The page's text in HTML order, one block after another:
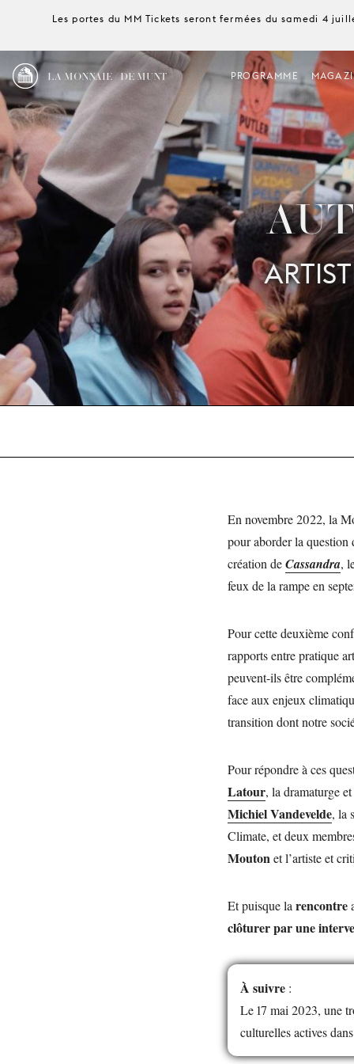
Les portes du MM Tickets seront fermées du samedi 4
LA MONNAIE / DE MUNT PROGRAMME
En novembre 2022, la
pour aborder la question
création deCassandra,
feux de la rampe en
Pour cette deuxième
rapports entre pratique
peuvent-ils être
face aux enjeux
transition dont notre
Pour répondre à ces
Latour, la dramaturge
Michiel Vandevelde, la
Climate, et deux
Moutonet l’artiste et
Et puisque la rencontre
clôturer par une
À suivre :
Le 17 mai 2023, une
culturelles actives